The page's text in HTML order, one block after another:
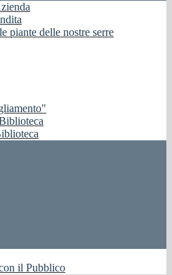
piante delle nostre serre
il Pubblico